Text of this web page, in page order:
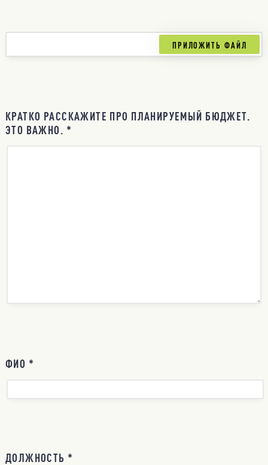
КРАТКО РАССКАЖИТЕ ПРО ПЛАНИРУЕМЫЙ БЮДЖЕТ.
ЭТО ВАЖНО. *
ФИО *
ДОЛЖНОСТЬ *